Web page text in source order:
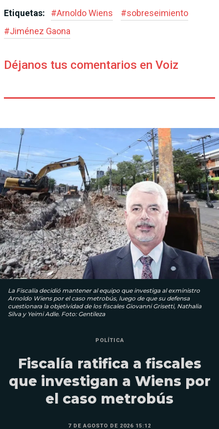
Etiquetas: #Arnoldo Wiens #sobreseimiento
#Jiménez Gaona
Déjanos tus comentarios en Voiz
La Fiscalía decidió mantener al equipo que investiga al exministro
Arnoldo Wiens por el caso metrobús, luego de que su defensa
cuestionara la objetividad de los fiscales Giovanni Grisetti, Nathalia
Silva y Yeimi Adle. Foto: Gentileza
POLÍTICA
Fiscalía ratifica a fiscales
que investigan a Wiens por
el caso metrobús
7 DE AGOSTO DE 2026 15:12